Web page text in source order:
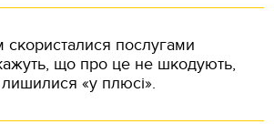
послугами
що про це не шкодують,
«у плюсі».